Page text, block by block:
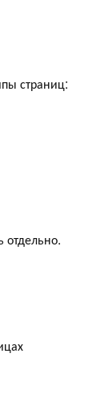
страниц:
отдельно.